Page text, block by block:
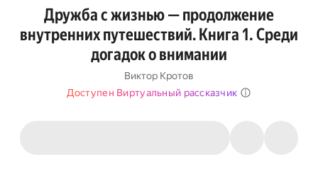
Дружба с жизнью — продолжение
внутренних путешествий. Книга 1. Среди
догадок о внимании
Виктор Кротов
Доступен Виртуальный рассказчик